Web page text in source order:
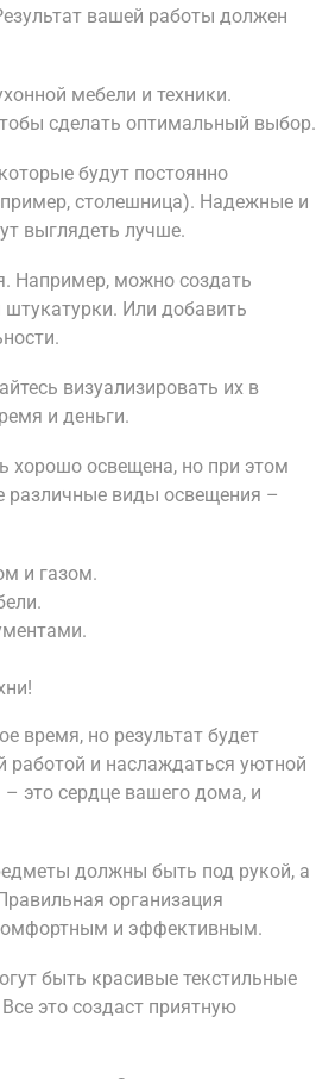
вашей работы должен
мебели и техники.
сделать оптимальный выбор.
будут постоянно
столешница). Надежные и
выглядеть лучше.
Например, можно создать
Или добавить
визуализировать их в
и деньги.
хорошо освещена, но при этом
различные виды освещения –
и газом.
время, но результат будет
работой и наслаждаться уютной
это сердце вашего дома, и
должны быть под рукой, а
организация
и эффективным.
быть красивые текстильные
это создаст приятную